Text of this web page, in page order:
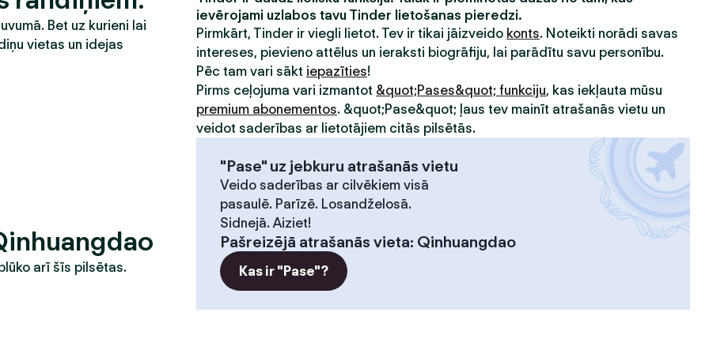
Bet uz kurieni lai
vietas un idejas
arī šīs pilsētas.
ievērojami uzlabos tavu Tinder lietošanas pieredzi.
Pirmkārt, Tinder ir viegli lietot. Tev ir tikai jāizveido konts. Noteikti norādi savas
intereses, pievieno attēlus un ieraksti biogrāfiju, lai parādītu savu personību.
Pēc tam vari sākt iepazīties!
Pirms ceļojuma vari izmantot &quot;Pases&quot; funkciju, kas iekļauta mūsu
premium abonementos. &quot;Pase&quot; ļaus tev mainīt atrašanās vietu un
veidot saderības ar lietotājiem citās pilsētās.
"Pase" uz jebkuru atrašanās vietu
Veido saderības ar cilvēkiem visā
pasaulē. Parīzē. Losandželosā.
Sidnejā. Aiziet!
Pašreizējā atrašanās vieta: Qinhuangdao
Kas ir "Pase"?